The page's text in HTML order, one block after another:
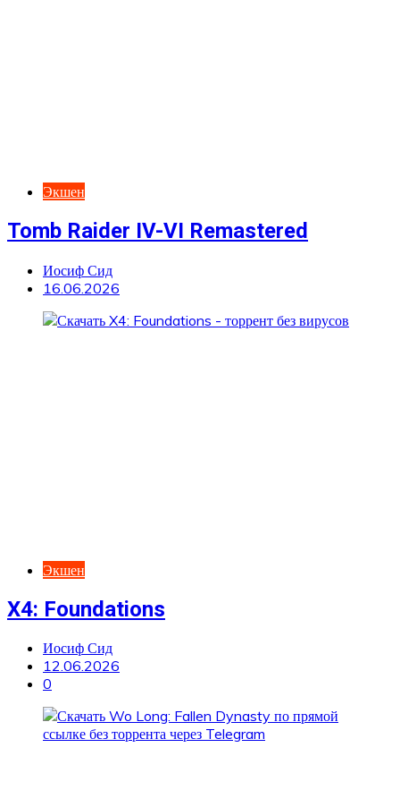
Экшен
Tomb Raider IV-VI Remastered
Иосиф Сид
16.06.2026
Экшен
X4: Foundations
Иосиф Сид
12.06.2026
0